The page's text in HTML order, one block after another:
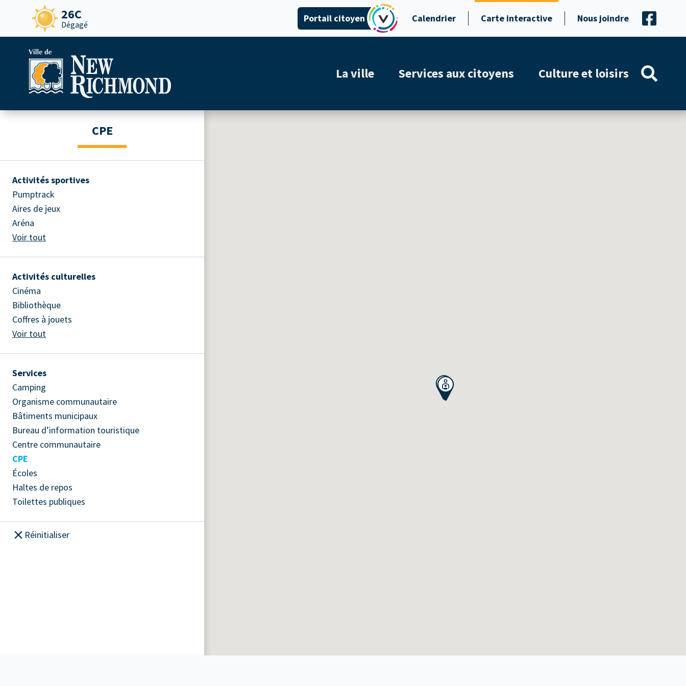
26C
Dégagé
Portail citoyen Calendrier Carte interactive Nous joindre
La ville Services aux citoyens Culture et loisirs
CPE
Activités sportives
Pumptrack
Aires de jeux
Aréna
Voir tout
Activités culturelles
Cinéma
Bibliothèque
Coffres à jouets
Voir tout
Services
Camping
Organisme communautaire
Bâtiments municipaux
Bureau d’information touristique
Centre communautaire
CPE
Écoles
Haltes de repos
Toilettes publiques
Réinitialiser